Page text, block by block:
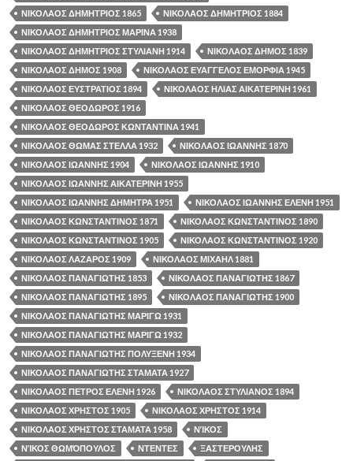
ΝΙΚΟΛΑΟΣ ΔΗΜΗΤΡΙΟΣ 1865
ΝΙΚΟΛΑΟΣ ΔΗΜΗΤΡΙΟΣ 1884
ΝΙΚΟΛΑΟΣ ΔΗΜΗΤΡΙΟΣ ΜΑΡΙΝΑ 1938
ΝΙΚΟΛΑΟΣ ΔΗΜΗΤΡΙΟΣ ΣΤΥΛΙΑΝΗ 1914
ΝΙΚΟΛΑΟΣ ΔΗΜΟΣ 1839
ΝΙΚΟΛΑΟΣ ΔΗΜΟΣ 1908
ΝΙΚΟΛΑΟΣ ΕΥΑΓΓΕΛΟΣ ΕΜΟΡΦΙΑ 1945
ΝΙΚΟΛΑΟΣ ΕΥΣΤΡΑΤΙΟΣ 1894
ΝΙΚΟΛΑΟΣ ΗΛΙΑΣ ΑΙΚΑΤΕΡΙΝΗ 1961
ΝΙΚΟΛΑΟΣ ΘΕΟΔΩΡΟΣ 1916
ΝΙΚΟΛΑΟΣ ΘΕΟΔΩΡΟΣ ΚΩΝΤΑΝΤΙΝΑ 1941
ΝΙΚΟΛΑΟΣ ΘΩΜΑΣ ΣΤΕΛΛΑ 1932
ΝΙΚΟΛΑΟΣ ΙΩΑΝΝΗΣ 1870
ΝΙΚΟΛΑΟΣ ΙΩΑΝΝΗΣ 1904
ΝΙΚΟΛΑΟΣ ΙΩΑΝΝΗΣ 1910
ΝΙΚΟΛΑΟΣ ΙΩΑΝΝΗΣ ΑΙΚΑΤΕΡΙΝΗ 1955
ΝΙΚΟΛΑΟΣ ΙΩΑΝΝΗΣ ΔΗΜΗΤΡΑ 1951
ΝΙΚΟΛΑΟΣ ΙΩΑΝΝΗΣ ΕΛΕΝΗ 1951
ΝΙΚΟΛΑΟΣ ΚΩΝΣΤΑΝΤΙΝΟΣ 1871
ΝΙΚΟΛΑΟΣ ΚΩΝΣΤΑΝΤΙΝΟΣ 1890
ΝΙΚΟΛΑΟΣ ΚΩΝΣΤΑΝΤΙΝΟΣ 1905
ΝΙΚΟΛΑΟΣ ΚΩΝΣΤΑΝΤΙΝΟΣ 1920
ΝΙΚΟΛΑΟΣ ΛΑΖΑΡΟΣ 1909
ΝΙΚΟΛΑΟΣ ΜΙΧΑΗΛ 1881
ΝΙΚΟΛΑΟΣ ΠΑΝΑΓΙΩΤΗΣ 1853
ΝΙΚΟΛΑΟΣ ΠΑΝΑΓΙΩΤΗΣ 1867
ΝΙΚΟΛΑΟΣ ΠΑΝΑΓΙΩΤΗΣ 1895
ΝΙΚΟΛΑΟΣ ΠΑΝΑΓΙΩΤΗΣ 1900
ΝΙΚΟΛΑΟΣ ΠΑΝΑΓΙΩΤΗΣ ΜΑΡΙΓΩ 1931
ΝΙΚΟΛΑΟΣ ΠΑΝΑΓΙΩΤΗΣ ΜΑΡΙΓΩ 1932
ΝΙΚΟΛΑΟΣ ΠΑΝΑΓΙΩΤΗΣ ΠΟΛΥΞΕΝΗ 1934
ΝΙΚΟΛΑΟΣ ΠΑΝΑΓΙΩΤΗΣ ΣΤΑΜΑΤΑ 1927
ΝΙΚΟΛΑΟΣ ΠΕΤΡΟΣ ΕΛΕΝΗ 1926
ΝΙΚΟΛΑΟΣ ΣΤΥΛΙΑΝΟΣ 1894
ΝΙΚΟΛΑΟΣ ΧΡΗΣΤΟΣ 1905
ΝΙΚΟΛΑΟΣ ΧΡΗΣΤΟΣ 1914
ΝΙΚΟΛΑΟΣ ΧΡΗΣΤΟΣ ΣΤΑΜΑΤΑ 1958
ΝΊΚΟΣ
ΝΊΚΟΣ ΘΩΜΌΠΟΥΛΟΣ
ΝΤΕΝΤΕΣ
ΞΑΣΤΕΡΟΥΛΗΣ